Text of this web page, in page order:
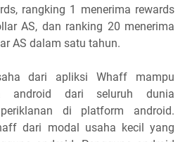
rangking 1 menerima rewards
AS, dan ranking 20 menerima
AS dalam satu tahun.
dari apliksi Whaff mampu
android dari seluruh dunia
di platform android.
dari modal usaha kecil yang